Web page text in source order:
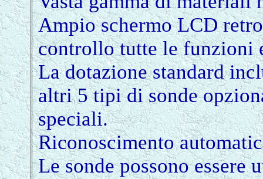
Ampio schermo LCD
controllo tutte le funzioni
La dotazione standard
altri 5 tipi di sonde
speciali.
Riconoscimento
Le sonde possono